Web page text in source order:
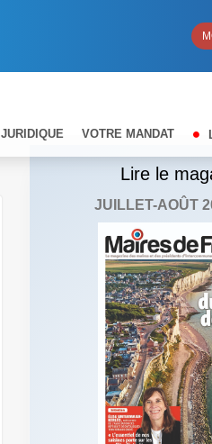
JURIDIQUE VOTRE MANDAT
Lire le
JUILLET-AOÛT